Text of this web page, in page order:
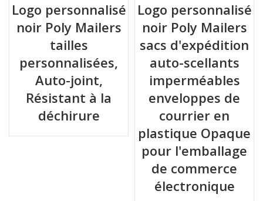
Logo personnalisé
noir Poly Mailers
tailles
personnalisées,
Auto-joint,
Résistant à la
déchirure
Logo personnalisé
noir Poly Mailers
sacs d'expédition
auto-scellants
imperméables
enveloppes de
courrier en
plastique Opaque
pour l'emballage
de commerce
électronique